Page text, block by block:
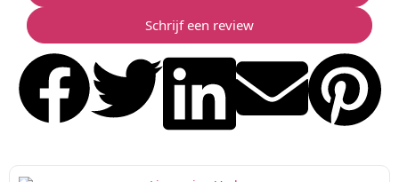
Schrijf een review